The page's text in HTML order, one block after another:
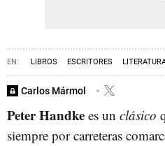
LIBROS ESCRITORES
POLONIA SUECIA
Carlos Mármol
Peter Handke es un clásico
siempre por carreteras